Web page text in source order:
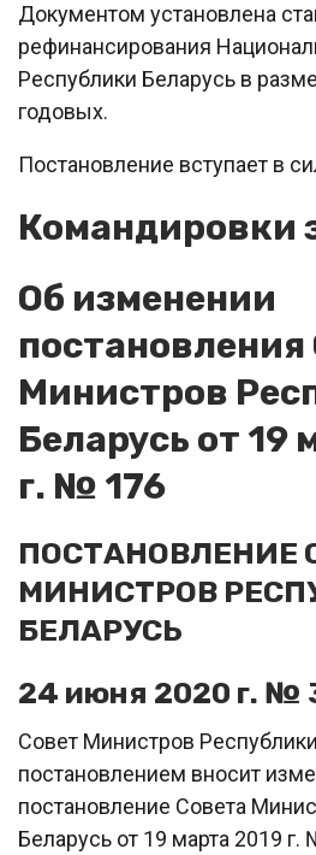
Документом установлена
рефинансирования
Республики Беларусь в
годовых.
Постановление вступает в
Командировки
Об изменении
постановления
Министров
Беларусь от 19
г. № 176
ПОСТАНОВЛЕНИЕ
МИНИСТРОВ
БЕЛАРУСЬ
24 июня 2020 г. №
Совет Министров
постановлением вносит
постановление Совета
Беларусь от 19 марта 2019